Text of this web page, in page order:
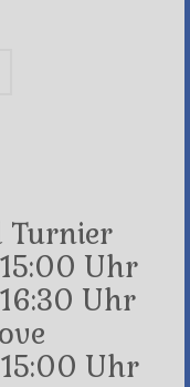
Turnier
Uhr
Uhr
Uhr